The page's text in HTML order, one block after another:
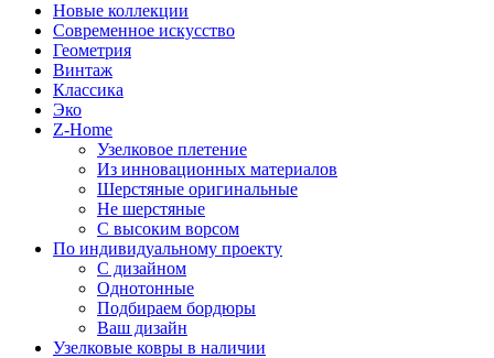
Новые коллекции
Современное искусство
Геометрия
Винтаж
Классика
Эко
Z-Home
Узелковое плетение
Из инновационных материалов
Шерстяные оригинальные
Не шерстяные
С высоким ворсом
По индивидуальному проекту
С дизайном
Однотонные
Подбираем бордюры
Ваш дизайн
Узелковые ковры в наличии